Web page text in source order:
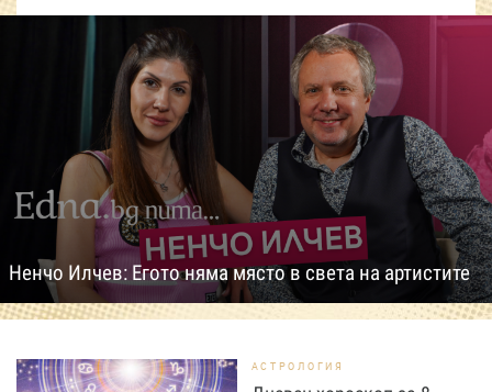
Ненчо Илчев: Егото няма място в света на артистите
АСТРОЛОГИЯ